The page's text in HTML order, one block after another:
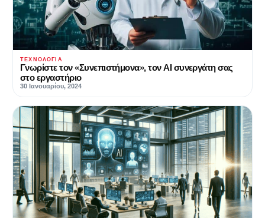
ΤΕΧΝΟΛΟΓΊΑ
Γνωρίστε τον «Συνεπιστήμονα», τον AI συνεργάτη σας
στο εργαστήριο
30 Ιανουαρίου, 2024